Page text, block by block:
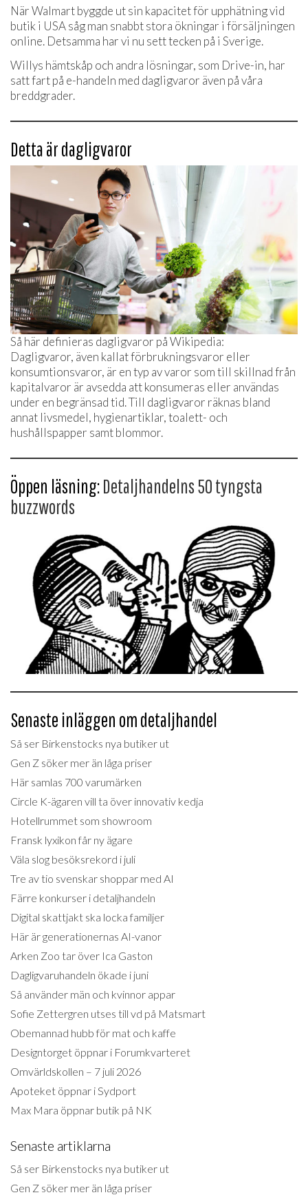
När Walmart byggde ut sin kapacitet för upphätning vid
butik i USA såg man snabbt stora ökningar i försäljningen
online. Detsamma har vi nu sett tecken på i Sverige.
Willys hämtskåp och andra lösningar, som Drive-in, har
satt fart på e-handeln med dagligvaror även på våra
breddgrader.
Detta är dagligvaror
Så här definieras dagligvaror på Wikipedia:
Dagligvaror, även kallat förbrukningsvaror eller
konsumtionsvaror, är en typ av varor som till skillnad från
kapitalvaror är avsedda att konsumeras eller användas
under en begränsad tid. Till dagligvaror räknas bland
annat livsmedel, hygienartiklar, toalett- och
hushållspapper samt blommor.
Öppen läsning:Detaljhandelns 50 tyngsta
buzzwords
Senaste inläggen om detaljhandel
Så ser Birkenstocks nya butiker ut
Gen Z söker mer än låga priser
Här samlas 700 varumärken
Circle K-ägaren vill ta över innovativ kedja
Hotellrummet som showroom
Fransk lyxikon får ny ägare
Väla slog besöksrekord i juli
Tre av tio svenskar shoppar med AI
Färre konkurser i detaljhandeln
Digital skattjakt ska locka familjer
Här är generationernas AI-vanor
Arken Zoo tar över Ica Gaston
Dagligvaruhandeln ökade i juni
Så använder män och kvinnor appar
Sofie Zettergren utses till vd på Matsmart
Obemannad hubb för mat och kaffe
Designtorget öppnar i Forumkvarteret
Omvärldskollen – 7 juli 2026
Apoteket öppnar i Sydport
Max Mara öppnar butik på NK
Senaste artiklarna
Så ser Birkenstocks nya butiker ut
Gen Z söker mer än låga priser